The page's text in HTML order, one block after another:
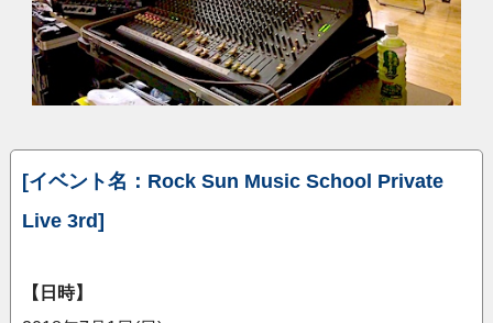
[イベント名：Rock Sun Music School Private
Live 3rd]
【日時】